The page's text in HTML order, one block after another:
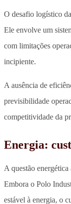
O desafio logístico
Ele envolve um
com limitações
incipiente.
A ausência de
previsibilidade
competitividade da
Energia:
A questão
Embora o Polo
estável à energia, o